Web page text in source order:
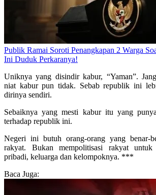
Publik Ramai Soroti Penangkapan 2 Warga
Ini Duduk Perkaranya!
Uniknya yang disindir kabur, “Yaman”.
niat kabur pun tidak. Sebab republik ini
dirinya sendiri.
Sebaiknya yang mesti kabur itu yang
terhadap republik ini.
Negeri ini butuh orang-orang yang benar-
rakyat. Bukan mempolitisasi rakyat
pribadi, keluarga dan kelompoknya. ***
Baca Juga: